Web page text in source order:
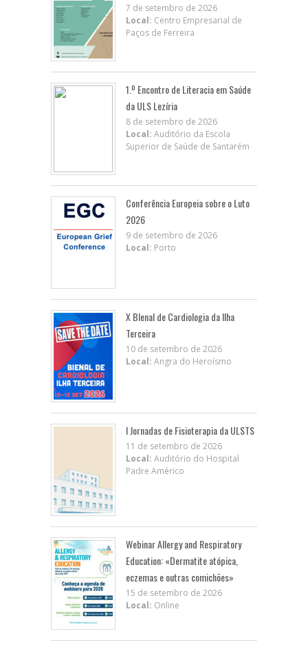
7 de setembro de 2026
Local: Centro Empresarial de
Paços de Ferreira
1.º Encontro de Literacia em Saúde
da ULS Lezíria
8 de setembro de 2026
Local: Auditório da Escola
Superior de Saúde de Santarém
Conferência Europeia sobre o Luto
2026
9 de setembro de 2026
Local: Porto
X BIenal de Cardiologia da Ilha
Terceira
10 de setembro de 2026
Local: Angra do Heroísmo
I Jornadas de Fisioterapia da ULSTS
11 de setembro de 2026
Local: Auditório do Hospital
Padre Américo
Webinar Allergy and Respiratory
Education: «Dermatite atópica,
eczemas e outras comichões»
15 de setembro de 2026
Local: Online